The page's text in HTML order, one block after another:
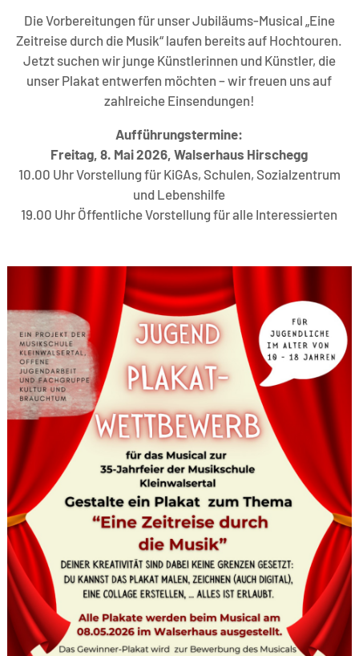
Die Vorbereitungen für unser Jubiläums-Musical „Eine
Zeitreise durch die Musik“ laufen bereits auf Hochtouren.
Jetzt suchen wir junge Künstlerinnen und Künstler, die
unser Plakat entwerfen möchten – wir freuen uns auf
zahlreiche Einsendungen!
Aufführungstermine:
Freitag, 8. Mai 2026, Walserhaus Hirschegg
10.00 Uhr Vorstellung für KiGAs, Schulen, Sozialzentrum
und Lebenshilfe
19.00 Uhr Öffentliche Vorstellung für alle Interessierten